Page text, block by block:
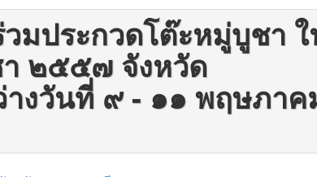
มประกวดโต๊ะหมู่บูชา
๒๕๕๗ จังหวัด
างวันที่ ๙ - ๑๑ พฤษภาค